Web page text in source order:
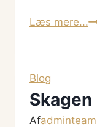
Læs mere...
Blog
Skagen
Afadminteam